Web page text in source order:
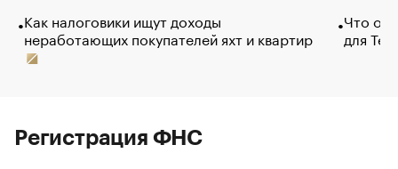
Как налоговики ищут доходы
неработающих покупателей яхт и квартир
Что
для
Регистрация ФНС